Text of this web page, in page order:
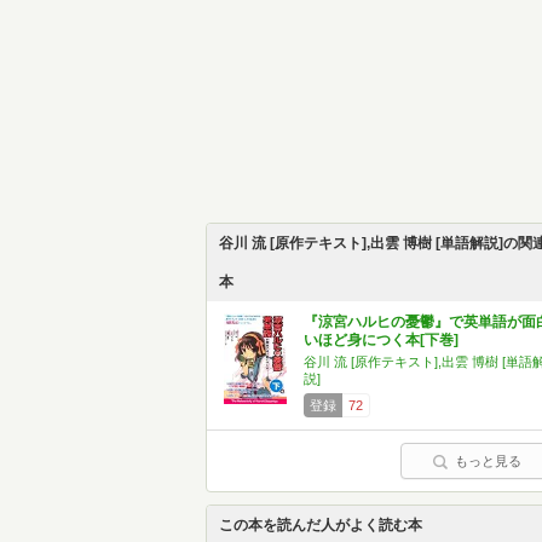
谷川 流 [原作テキスト],出雲 博樹 [単語解説]の関
本
『涼宮ハルヒの憂鬱』で英単語が面
いほど身につく本[下巻]
谷川 流 [原作テキスト],出雲 博樹 [単語
説]
登録
72
もっと見る
この本を読んだ人がよく読む本